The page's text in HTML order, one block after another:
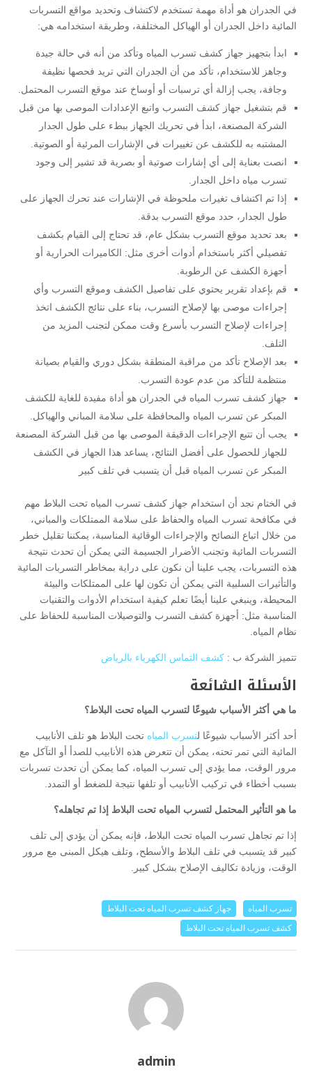
في الجدران هو أداة مهمة تستخدم لاكتشاف وتحديد مواقع التسربات
المائية داخل الجدران أو الهياكل المختلفة، وطريقة استخدامه هي:
ابدأ بتجهيز جهاز كشف تسرب المياه وتأكد من أنه في حالة جيدة
وجاهز للاستخدام، تأكد من أن الجدران التي تريد فحصها نظيفة
وجافة، يجب إزالة أي ترسبات أو أوساخ عند موقع التسرب المحتمل.
قم بتشغيل جهاز كشف التسرب واتبع الإعدادات الموصى بها من قبل
الشركة المصنعة، ابدأ في تحريك الجهاز ببطء على طول الجدار
المشتبه به للكشف عن تغييرات في الإشارات المرئية أو الصوتية.
انصت بعناية إلى أي إشارات صوتية أو بصرية قد تشير إلى وجود
تسرب مياه داخل الجدار.
إذا تم اكتشاف تغيرات ملحوظة في الإشارات عند تحرك الجهاز على
طول الجدار، حدد موقع التسرب بدقة.
بعد تحديد موقع التسرب بشكل عام، قد تحتاج إلى القيام بكشف
تفصيلي أكثر باستخدام أدوات أخرى مثل: الكاميرات الحرارية أو
أجهزة الكشف عن الرطوبة.
قم بإعداد تقرير يحتوي على تفاصيل الكشف وموقع التسرب وأي
إجراءات موصى بها لإصلاح التسرب، بناء على نتائج الكشف اتخذ
إجراءات لإصلاح التسرب بأسرع وقت ممكن لتجنب المزيد من
التلف.
بعد الإصلاح تأكد من مراقبة المنطقة بشكل دوري والقيام بصيانة
منتظمة للتأكد من عدم عودة التسرب.
جهاز كشف تسرب المياه في الجدران هو أداة مفيدة للغاية للكشف
المبكر عن تسرب المياه والمحافظة على سلامة المباني والهياكل.
يجب أن تتبع الإجراءات الدقيقة الموصى بها من قبل الشركة المصنعة
للجهاز للحصول على أفضل النتائج، يساعد هذا الجهاز في الكشف
المبكر عن تسرب المياه قبل أن يتسبب في تلف كبير
في الختام نجد أن استخدام جهاز كشف تسرب المياه تحت البلاط مهم
في مكافحة تسرب المياه والحفاظ على سلامة الممتلكات والمباني،
من خلال اتباع النصائح والإجراءات الوقائية المناسبة، يمكننا تقليل خطر
التسربات المائية وتجنب الأضرار الجسيمة التي يمكن أن تحدث نتيجة
هذه التسربات، يجب علينا أن نكون على دراية بمخاطر التسربات المائية
والتأثيرات السلبية التي يمكن أن تكون لها على الممتلكات والبيئة
المحيطة، وينبغي علينا أيضًا تعلم كيفية استخدام الأدوات والتقنيات
المناسبة مثل: أجهزة كشف التسرب والتوصيلات المناسبة للحفاظ على
نظام المياه.
تتميز الشركة ب : كشف التماس الكهرباء بالرياض
الأسئلة الشائعة
ما هي أكثر الأسباب شيوعًا لتسرب المياه تحت البلاط؟
أحد أكثر الأسباب شيوعًا لتسرب المياه تحت البلاط هو تلف الأنابيب
المائية التي تمر تحته، يمكن أن تتعرض هذه الأنابيب للصدأ أو التآكل مع
مرور الوقت، مما يؤدي إلى تسرب المياه، كما يمكن أن تحدث تسربات
بسبب أخطاء في تركيب الأنابيب أو تلفها نتيجة للضغط أو التمدد.
ما هو التأثير المحتمل لتسرب المياه تحت البلاط إذا تم تجاهله؟
إذا تم تجاهل تسرب المياه تحت البلاط، فإنه يمكن أن يؤدي إلى تلف
كبير قد يتسبب في تلف البلاط والأسطح، وتلف هيكل المبنى مع مرور
الوقت، وزيادة تكاليف الإصلاح بشكل كبير.
تسرب المياه
جهاز كشف تسرب المياه تحت البلاط
كشف تسرب المياه تحت البلاط
admin